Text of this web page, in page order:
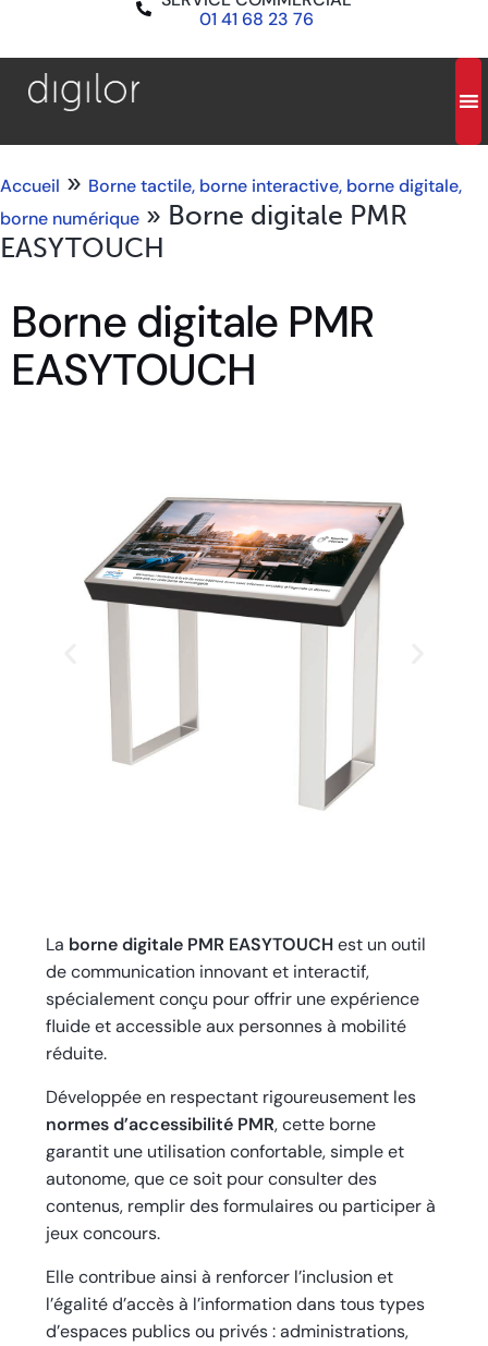
01 41 68 23 76
Accueil » Borne tactile, borne interactive, borne digitale,
borne numérique » Borne digitale PMR
EASYTOUCH
Borne digitale PMR
EASYTOUCH
La borne digitale PMR EASYTOUCHest un outil
de communication innovant et interactif,
spécialement conçu pour offrir une expérience
fluide et accessible aux personnes à mobilité
réduite.
Développée en respectant rigoureusement les
normes d’accessibilité PMR, cette borne
garantit une utilisation confortable, simple et
autonome, que ce soit pour consulter des
contenus, remplir des formulaires ou participer à
jeux concours.
Elle contribue ainsi à renforcer l’inclusion et
l’égalité d’accès à l’information dans tous types
d’espaces publics ou privés : administrations,